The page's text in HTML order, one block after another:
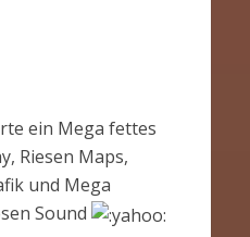
ein Mega fettes
Riesen Maps,
und Mega
Sound